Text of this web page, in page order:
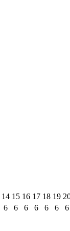
14 15 16 17 18 19
6 6 6 6 6 6 6